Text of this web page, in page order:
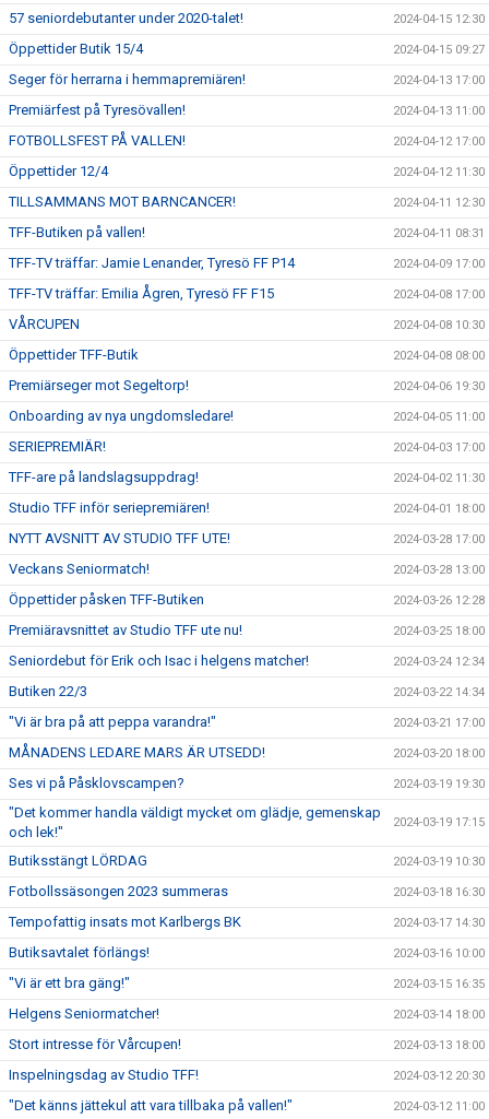
57 seniordebutanter under 2020-talet! 2024-04-15 12:30
Öppettider Butik 15/4 2024-04-15 09:27
Seger för herrarna i hemmapremiären! 2024-04-13 17:00
Premiärfest på Tyresövallen! 2024-04-13 11:00
FOTBOLLSFEST PÅ VALLEN! 2024-04-12 17:00
Öppettider 12/4 2024-04-12 11:30
TILLSAMMANS MOT BARNCANCER! 2024-04-11 12:30
TFF-Butiken på vallen! 2024-04-11 08:31
TFF-TV träffar: Jamie Lenander, Tyresö FF P14 2024-04-09 17:00
TFF-TV träffar: Emilia Ågren, Tyresö FF F15 2024-04-08 17:00
VÅRCUPEN 2024-04-08 10:30
Öppettider TFF-Butik 2024-04-08 08:00
Premiärseger mot Segeltorp! 2024-04-06 19:30
Onboarding av nya ungdomsledare! 2024-04-05 11:00
SERIEPREMIÄR! 2024-04-03 17:00
TFF-are på landslagsuppdrag! 2024-04-02 11:30
Studio TFF inför seriepremiären! 2024-04-01 18:00
NYTT AVSNITT AV STUDIO TFF UTE! 2024-03-28 17:00
Veckans Seniormatch! 2024-03-28 13:00
Öppettider påsken TFF-Butiken 2024-03-26 12:28
Premiäravsnittet av Studio TFF ute nu! 2024-03-25 18:00
Seniordebut för Erik och Isac i helgens matcher! 2024-03-24 12:34
Butiken 22/3 2024-03-22 14:34
"Vi är bra på att peppa varandra!" 2024-03-21 17:00
MÅNADENS LEDARE MARS ÄR UTSEDD! 2024-03-20 18:00
Ses vi på Påsklovscampen? 2024-03-19 19:30
"Det kommer handla väldigt mycket om glädje, gemenskap
och lek!"
2024-03-19 17:15
Butiksstängt LÖRDAG 2024-03-19 10:30
Fotbollssäsongen 2023 summeras 2024-03-18 16:30
Tempofattig insats mot Karlbergs BK 2024-03-17 14:30
Butiksavtalet förlängs! 2024-03-16 10:00
"Vi är ett bra gäng!" 2024-03-15 16:35
Helgens Seniormatcher! 2024-03-14 18:00
Stort intresse för Vårcupen! 2024-03-13 18:00
Inspelningsdag av Studio TFF! 2024-03-12 20:30
"Det känns jättekul att vara tillbaka på vallen!" 2024-03-12 11:00